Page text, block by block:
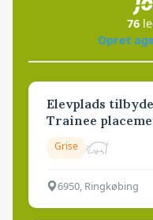
76
Opret
Elevplads
Trainee
Grise
6950, Ringkøbing